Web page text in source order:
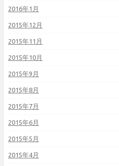
2016年1月
2015年12月
2015年11月
2015年10月
2015年9月
2015年8月
2015年7月
2015年6月
2015年5月
2015年4月